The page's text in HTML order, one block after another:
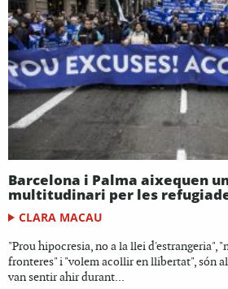
Barcelona i Palma aixequen
multitudinari per les
CLARA MACAU
"Prou hipocresia, no a la llei d'estrangeria",
fronteres" i "volem acollir en llibertat", són
van sentir ahir durant...